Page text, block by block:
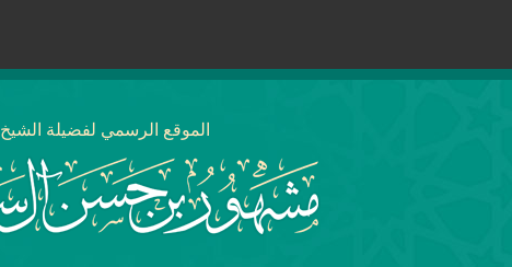
الموقع الرسمي لفضيلة الشيخ